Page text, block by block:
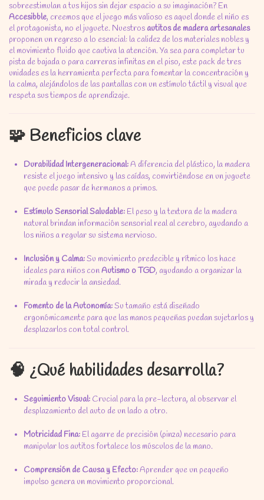
sobreestimulan a tus hijos sin dejar espacio a su imaginación? En
Accesibble, creemos que el juego más valioso es aquel donde el niño es
el protagonista, no el juguete. Nuestros autitos de madera artesanales
proponen un regreso a lo esencial: la calidez de los materiales nobles y
el movimiento fluido que cautiva la atención.Ya sea para completar tu
pista de bajada o para carreras infinitas en el piso, este pack de tres
unidades es la herramienta perfecta para fomentar la concentración y
la calma, alejándolos de las pantallas con un estímulo táctil y visual que
respeta sus tiempos de aprendizaje.
🧩 Beneficios clave
Durabilidad Intergeneracional:A diferencia del plástico, la madera
resiste el juego intensivo y las caídas, convirtiéndose en un juguete
que puede pasar de hermanos a primos.
Estímulo Sensorial Saludable: El peso y la textura de la madera
natural brindan información sensorial real al cerebro, ayudando a
los niños a regular su sistema nervioso.
Inclusión y Calma:Su movimiento predecible y rítmico los hace
ideales para niños conAutismo o TGD, ayudando a organizar la
mirada y reducir la ansiedad.
Fomento de la Autonomía:Su tamaño está diseñado
ergonómicamente para que las manos pequeñas puedan sujetarlos y
desplazarlos con total control.
🧠 ¿Qué habilidades desarrolla?
Seguimiento Visual: Crucial para la pre-lectura, al observar el
desplazamiento del auto de un lado a otro.
Motricidad Fina: El agarre de precisión (pinza) necesario para
manipular los autitos fortalece los músculos de la mano.
Comprensión de Causa y Efecto:Aprender que un pequeño
impulso genera un movimiento proporcional.